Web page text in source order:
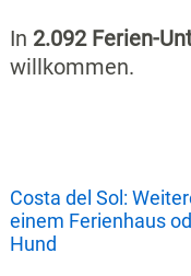
In 2.092 Ferien-
willkommen.
Costa del Sol:
einem Ferienhaus
Hund